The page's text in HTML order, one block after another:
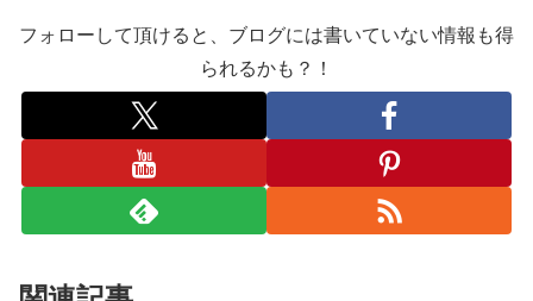
フォローして頂けると、ブログには書いていない情報も得
られるかも？！